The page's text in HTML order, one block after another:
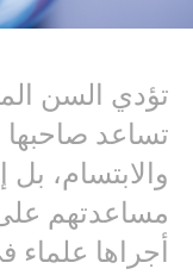
تؤدي السن
تساعد
والابتسام،
مساعدتهم
أجراها